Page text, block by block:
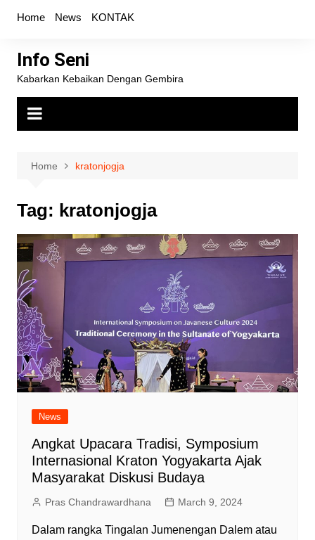
Home News KONTAK
Info Seni
Kabarkan Kebaikan Dengan Gembira
Home kratonjogja
Tag: kratonjogja
News
Angkat Upacara Tradisi, Symposium
Internasional Kraton Yogyakarta Ajak
Masyarakat Diskusi Budaya
Pras Chandrawardhana March 9, 2024
Dalam rangka Tingalan Jumenengan Dalem atau